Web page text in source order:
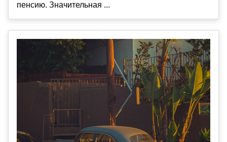
пенсию. Значительная ...